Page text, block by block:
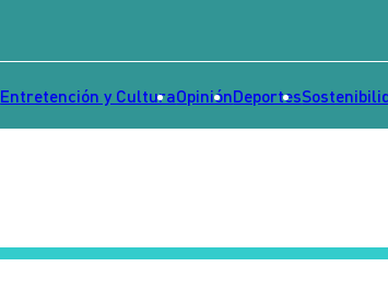
Entretención y CulturaOpiniónDeportes